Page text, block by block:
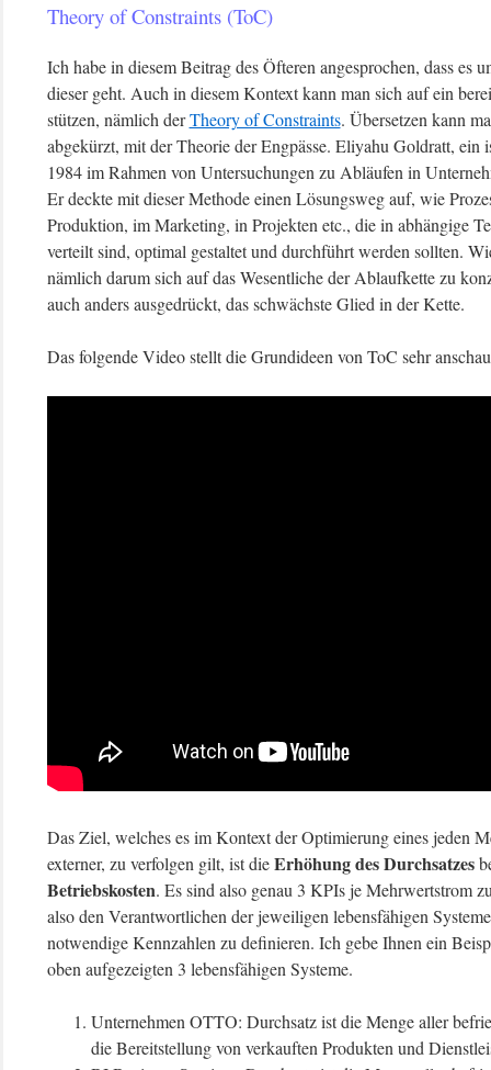
Theory of Constraints (ToC)
Ich habe in diesem Beitrag des Öfteren angesprochen, dass es
dieser geht. Auch in diesem Kontext kann man sich auf ein
stützen, nämlich derTheory of Constraints. Übersetzen kann
abgekürzt, mit der Theorie der Engpässe. Eliyahu Goldratt, ein
1984 im Rahmen von Untersuchungen zu Abläufen in
Er deckte mit dieser Methode einen Lösungsweg auf, wie
Produktion, im Marketing, in Projekten etc., die in abhängige
verteilt sind, optimal gestaltet und durchführt werden sollten.
nämlich darum sich auf das Wesentliche der Ablaufkette zu
auch anders ausgedrückt, das schwächste Glied in der Kette.
Das folgende Video stellt die Grundideen von ToC sehr
Das Ziel, welches es im Kontext der Optimierung eines jeden
externer, zu verfolgen gilt, ist dieErhöhung des Durchsatzes
Betriebskosten. Es sind also genau 3 KPIs je Mehrwertstrom
also den Verantwortlichen der jeweiligen lebensfähigen
notwendige Kennzahlen zu definieren. Ich gebe Ihnen ein
oben aufgezeigten 3 lebensfähigen Systeme.
Unternehmen OTTO: Durchsatz ist die Menge aller
die Bereitstellung von verkauften Produkten und